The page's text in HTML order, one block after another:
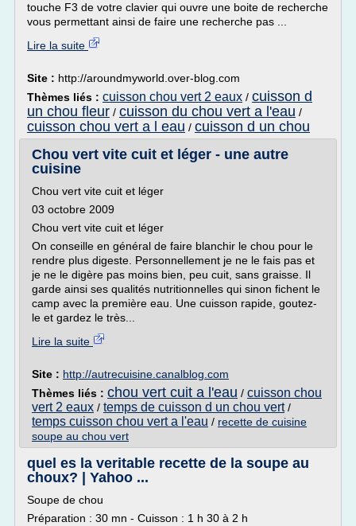
touche F3 de votre clavier qui ouvre une boite de recherche
vous permettant ainsi de faire une recherche pas ...
Lire la suite
Site : http://aroundmyworld.over-blog.com
Thèmes liés : cuisson chou vert 2 eaux / cuisson d
un chou fleur / cuisson du chou vert a l'eau /
cuisson chou vert a l eau / cuisson d un chou
Chou vert vite cuit et léger - une autre
cuisine
Chou vert vite cuit et léger
03 octobre 2009
Chou vert vite cuit et léger
On conseille en général de faire blanchir le chou pour le
rendre plus digeste. Personnellement je ne le fais pas et
je ne le digère pas moins bien, peu cuit, sans graisse. Il
garde ainsi ses qualités nutritionnelles qui sinon fichent le
camp avec la première eau. Une cuisson rapide, goutez-
le et gardez le très...
Lire la suite
Site : http://autrecuisine.canalblog.com
Thèmes liés : chou vert cuit a l'eau / cuisson chou
vert 2 eaux / temps de cuisson d un chou vert/
temps cuisson chou vert a l'eau / recette de cuisine
soupe au chou vert
quel es la veritable recette de la soupe au
choux? | Yahoo ...
Soupe de chou
Préparation : 30 mn - Cuisson : 1 h 30 à 2 h